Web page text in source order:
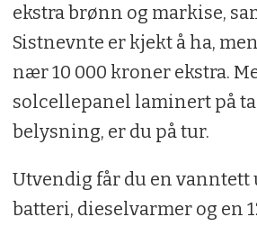
ekstra brønn og markise,
Sistnevnte er kjekt å ha,
nær 10 000 kroner ekstra.
solcellepanel laminert på
belysning, er du på tur.
Utvendig får du en vanntett
batteri, dieselvarmer og en